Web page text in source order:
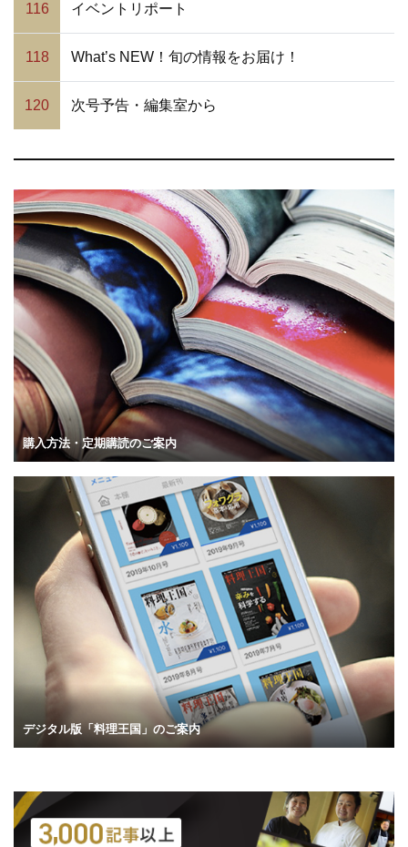
116 イベントリポート
118 What’s NEW！旬の情報をお届け！
120 次号予告・編集室から
購入方法・定期購読のご案内
デジタル版「料理王国」のご案内